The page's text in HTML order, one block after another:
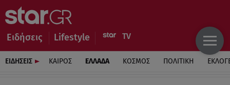
Ειδήσεις Lifestyle
ΕΙΔΗΣΕΙΣ ΚΑΙΡΟΣ ΕΛΛΑΔΑ ΚΟΣΜΟΣ ΠΟΛΙΤΙΚΗ